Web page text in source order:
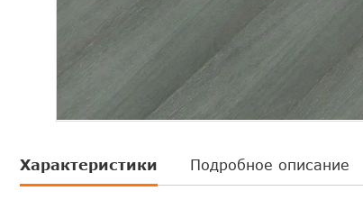
Характеристики Подробное описание